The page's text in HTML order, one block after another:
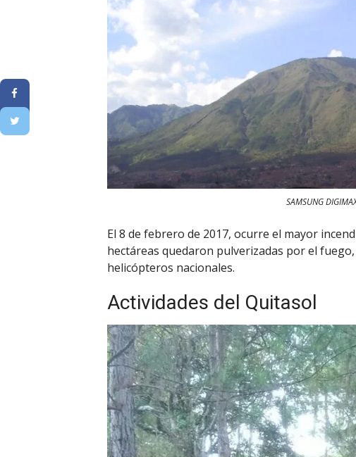
SAMSUNG
El 8 de febrero de 2017, ocurre el mayor
hectáreas quedaron pulverizadas por el
helicópteros nacionales.
Actividades del Quitasol